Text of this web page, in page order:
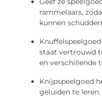
rammelaars,
kunnen
staat vertrouwd
en verschillende
Knijpspeelgoed
geluiden te leren.